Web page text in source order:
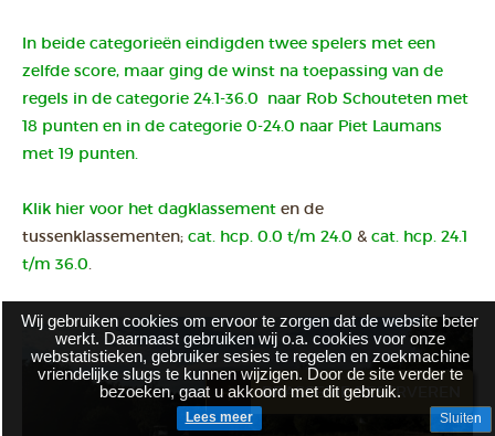
Wij gebruiken cookies om ervoor te zorgen dat de website beter
werkt. Daarnaast gebruiken wij o.a. cookies voor onze
webstatistieken, gebruiker sesies te regelen en zoekmachine
vriendelijke slugs te kunnen wijzigen. Door de site verder te
bezoeken, gaat u akkoord met dit gebruik.
Lees meer Sluiten
In beide categorieën eindigden twee spelers met een
zelfde score, maar ging de winst na toepassing van de
regels in de categorie 24.1-36.0 naar Rob Schouteten met
18 punten en in de categorie 0-24.0 naar Piet Laumans
met 19 punten.
Klik hier voor het dagklassement en de
tussenklassementen; cat. hcp. 0.0 t/m 24.0 & cat. hcp. 24.1
t/m 36.0.
BRASSERIE RESERVEREN